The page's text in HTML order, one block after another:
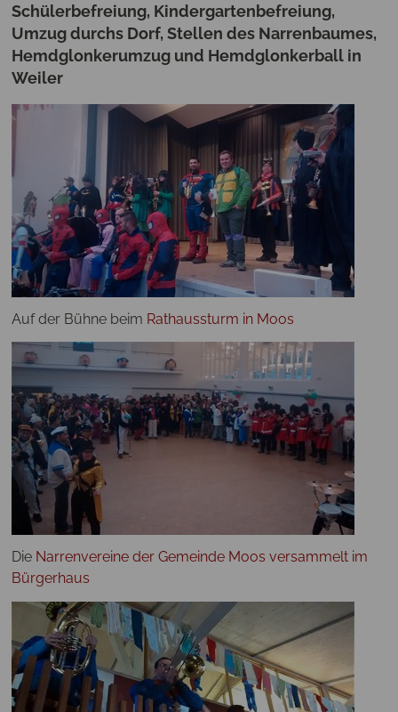
Schülerbefreiung, Kindergartenbefreiung,
Umzug durchs Dorf, Stellen des Narrenbaumes,
Hemdglonkerumzug und Hemdglonkerball in
Weiler
Auf der Bühne beim Rathaussturm in Moos
Die Narrenvereine der Gemeinde Moos versammelt im
Bürgerhaus